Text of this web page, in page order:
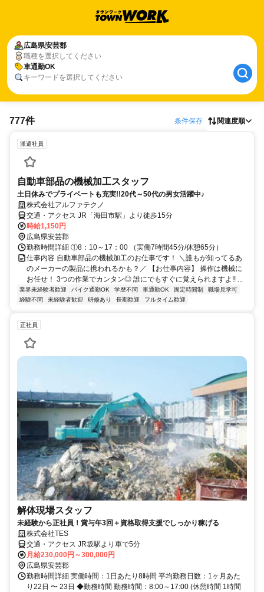
広島県安芸郡
職種を選択してください
車通勤OK
キーワードを選択してください
777件 条件保存 関連度順
派遣社員
自動車部品の機械加工スタッフ
土日休みでプライベートも充実!!20代～50代の男女活躍中♪
株式会社アルファテクノ
交通・アクセス JR「海田市駅」より徒歩15分
時給1,150円
広島県安芸郡
勤務時間詳細 ①8：10～17：00 （実働7時間45分/休憩65分）
仕事内容 自動車部品の機械加工のお仕事です！ ＼誰もが知ってるあ
のメーカーの製品に携われるかも？／ 【お仕事内容】 操作は機械に
お任せ！ 3つの作業でカンタン◎ 誰にでもすぐに覚えられますよ!! ...
業界未経験者歓迎 バイク通勤OK 学歴不問 車通勤OK 固定時間制
職場見学可
経験不問
未経験者歓迎 研修あり 長期歓迎 フルタイム歓迎
正社員
解体現場スタッフ
未経験から正社員！賞与年3回＋資格取得支援でしっかり稼げる
株式会社TES
交通・アクセス JR坂駅より車で5分
月給230,000円～300,000円
広島県安芸郡
勤務時間詳細 実働時間：1日あたり8時間 平均勤務日数：1ヶ月あた
り22日 〜 23日 ◆勤務時間 勤務時間：8:00～17:00 (休憩時間 1時間